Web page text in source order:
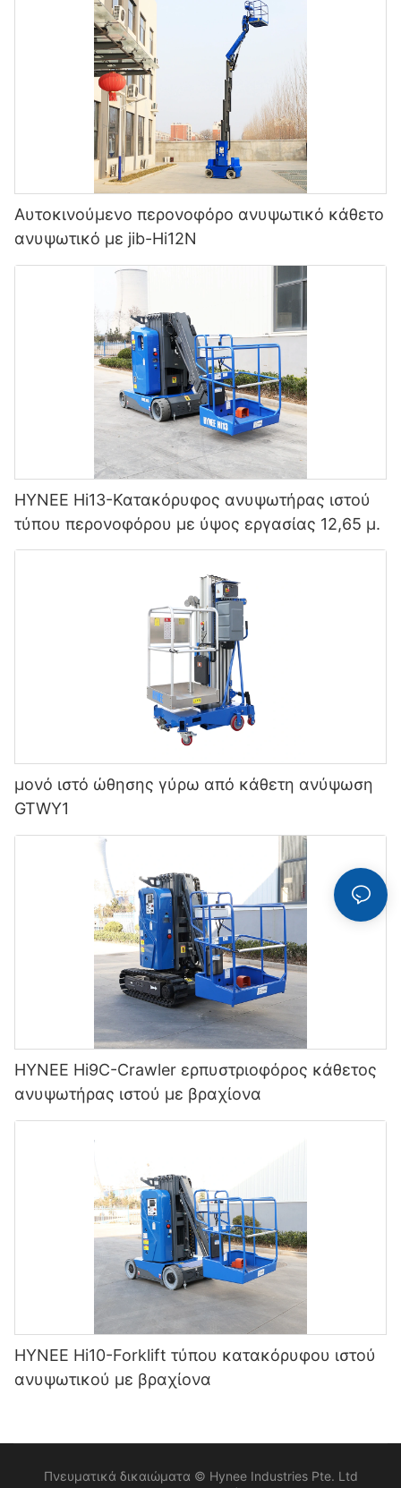
Αυτοκινούμενο περονοφόρο ανυψωτικό κάθετο
ανυψωτικό με jib-Hi12N
HYNEE Hi13-Κατακόρυφος ανυψωτήρας ιστού
τύπου περονοφόρου με ύψος εργασίας 12,65 μ.
μονό ιστό ώθησης γύρω από κάθετη ανύψωση
GTWY1
HYNEE Hi9C-Crawler ερπυστριοφόρος κάθετος
ανυψωτήρας ιστού με βραχίονα
HYNEE Hi10-Forklift τύπου κατακόρυφου ιστού
ανυψωτικού με βραχίονα
Πνευματικά δικαιώματα © Hynee Industries Pte. Ltd